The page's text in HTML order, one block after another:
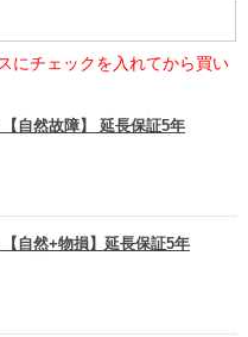
にチェックを入れてから買い
自然故障】 延長保証5年
自然+物損】延長保証5年